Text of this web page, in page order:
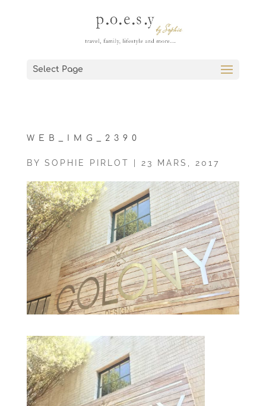
Select Page
WEB_IMG_2390
BY SOPHIE PIRLOT 23 MARS, 2017